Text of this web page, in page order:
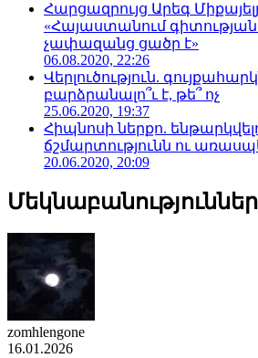
Հարցազրույց Արեգ
«Հայաստանում
չափազանց ցածր է»
06.08.2020, 22:26
Վերլուծություն.
բարձրանալո՞ւ է, թե՞ ոչ
25.06.2020, 19:37
Հիպնոսի ներքո.
ճշմարտությունն ու
20.06.2020, 20:09
Մեկնաբանություններ
zomhlengone
16.01.2026